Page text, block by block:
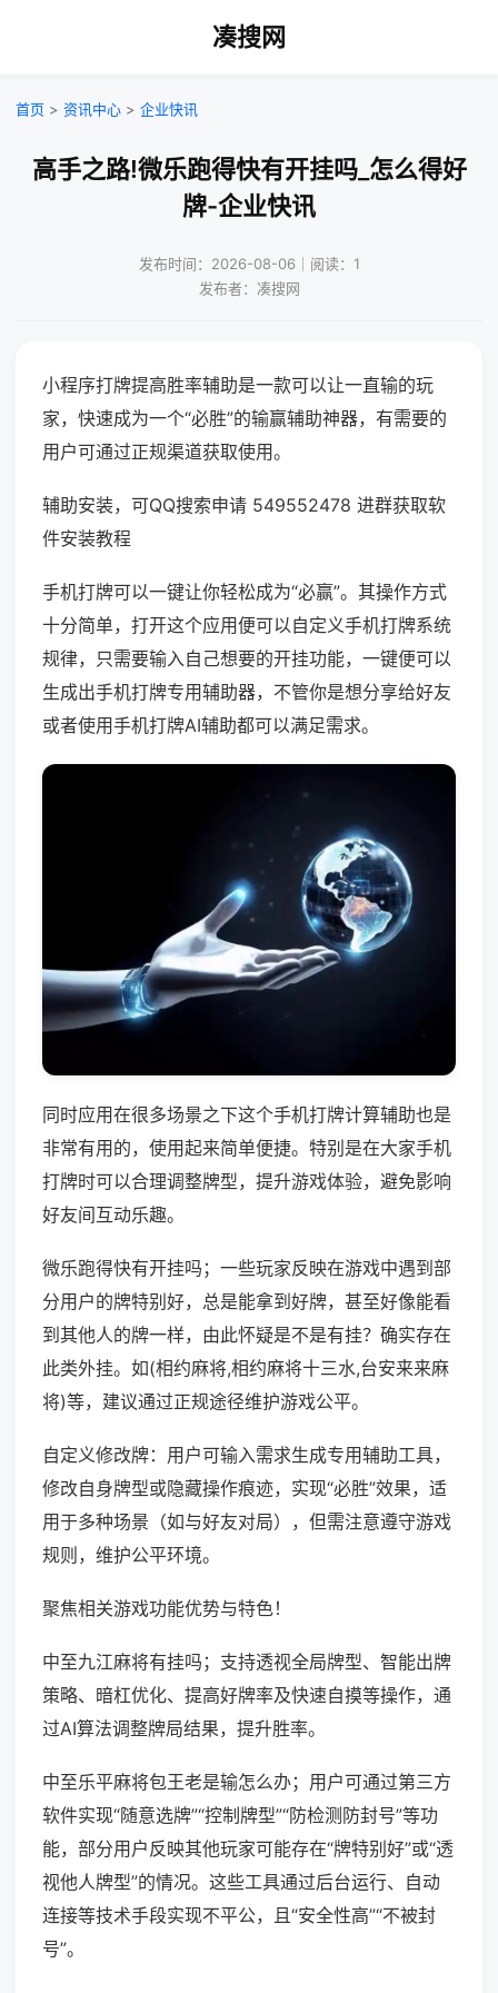
凑搜网
首页 > 资讯中心 > 企业快讯
高手之路!微乐跑得快有开挂吗_怎么得好
牌-企业快讯
发布时间：2026-08-06｜阅读：1
发布者：凑搜网
小程序打牌提高胜率辅助是一款可以让一直输的玩
家，快速成为一个“必胜”的输赢辅助神器，有需要的
用户可通过正规渠道获取使用。
辅助安装，可QQ搜索申请 549552478 进群获取软
件安装教程
手机打牌可以一键让你轻松成为“必赢”。其操作方式
十分简单，打开这个应用便可以自定义手机打牌系统
规律，只需要输入自己想要的开挂功能，一键便可以
生成出手机打牌专用辅助器，不管你是想分享给好友
或者使用手机打牌AI辅助都可以满足需求。
同时应用在很多场景之下这个手机打牌计算辅助也是
非常有用的，使用起来简单便捷。特别是在大家手机
打牌时可以合理调整牌型，提升游戏体验，避免影响
好友间互动乐趣。
微乐跑得快有开挂吗；一些玩家反映在游戏中遇到部
分用户的牌特别好，总是能拿到好牌，甚至好像能看
到其他人的牌一样，由此怀疑是不是有挂？确实存在
此类外挂。如(相约麻将,相约麻将十三水,台安来来麻
将)等，建议通过正规途径维护游戏公平。
自定义修改牌：用户可输入需求生成专用辅助工具，
修改自身牌型或隐藏操作痕迹，实现“必胜”效果，适
用于多种场景（如与好友对局），但需注意遵守游戏
规则，维护公平环境。
聚焦相关游戏功能优势与特色！
中至九江麻将有挂吗；支持透视全局牌型、智能出牌
策略、暗杠优化、提高好牌率及快速自摸等操作，通
过AI算法调整牌局结果，提升胜率。
中至乐平麻将包王老是输怎么办；用户可通过第三方
软件实现“随意选牌”“控制牌型”“防检测防封号”等功
能，部分用户反映其他玩家可能存在“牌特别好”或“透
视他人牌型”的情况。这些工具通过后台运行、自动
连接等技术手段实现不平公，且“安全性高”“不被封
号”。